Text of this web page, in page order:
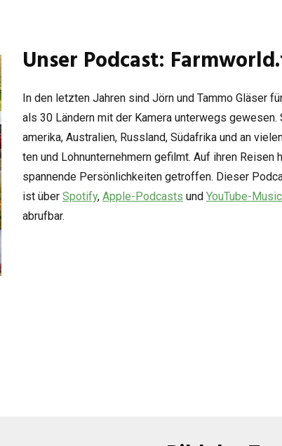
Unser Podcast:
In den letz­ten Jah­ren sind Jörn und Tammo Glä­ser
als 30 Län­dern mit der Kamera unter­wegs
ame­rika, Aus­tra­lien, Russ­land, Süd­afrika und an
ten und Lohn­un­ter­neh­mern gefilmt. Auf ihren Rei­sen
span­nende Per­sön­lich­kei­ten getrof­fen. Die­ser
ist über Spo­tify, Apple-Pod­casts und You­Tube-Music
abrufbar.